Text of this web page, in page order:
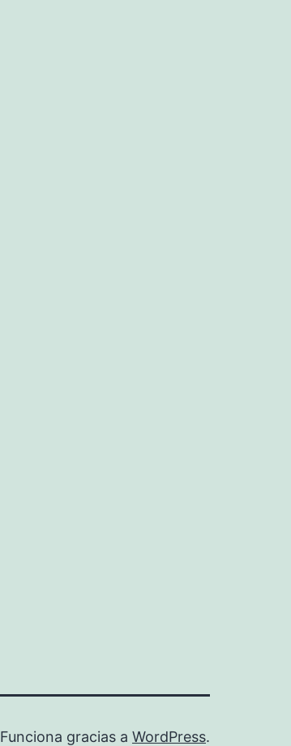
Funciona gracias a WordPress.